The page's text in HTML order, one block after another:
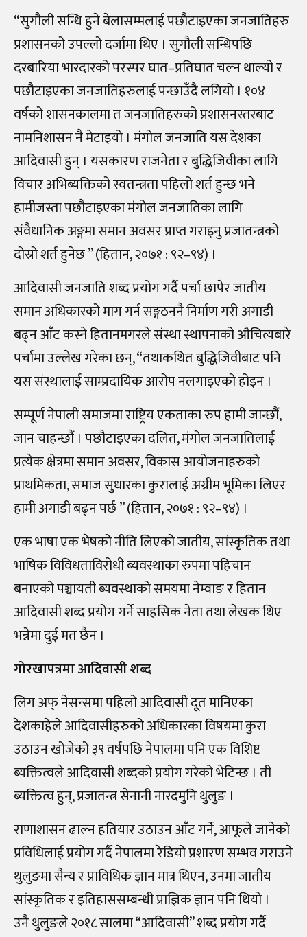
“सुगौली सन्धि हुने बेलासम्मलाई पछौटाइएका जनजातिहरु
प्रशासनको उपल्लो दर्जामा थिए । सुगौली सन्धिपछि
दरबारिया भारदारको परस्पर घात–प्रतिघात चल्न थाल्यो र
पछौटाइएका जनजातिहरुलाई पन्छाउँदै लगियो । १०४
वर्षको शासनकालमा त जनजातिहरुको प्रशासनस्तरबाट
नामनिशासन नै मेटाइयो । मंगोल जनजाति यस देशका
आदिवासी हुन् । यसकारण राजनेता र बुद्धिजिवीका लागि
विचार अभिब्यक्तिको स्वतन्त्रता पहिलो शर्त हुन्छ भने
हामीजस्ता पछौटाइएका मंगोल जनजातिका लागि
संवैधानिक अङ्गमा समान अवसर प्राप्त गराइनु प्रजातन्त्रको
दोस्रो शर्त हुनेछ ” (हितान, २०७१ : ९२–९४) ।
आदिवासी जनजाति शब्द प्रयोग गर्दै पर्चा छापेर जातीय
समान अधिकारको माग गर्न सङ्गठननै निर्माण गरी अगाडी
बढ्न आँट कस्ने हितानमगरले संस्था स्थापनाको औचित्यबारे
पर्चामा उल्लेख गरेका छन्, “तथाकथित बुद्धिजिवीबाट पनि
यस संस्थालाई साम्प्रदायिक आरोप नलगाइएको होइन ।
सम्पूर्ण नेपाली समाजमा राष्ट्रिय एकताका रुप हामी जान्छौं,
जान चाहन्छौं । पछौटाइएका दलित, मंगोल जनजातिलाई
प्रत्येक क्षेत्रमा समान अवसर, विकास आयोजनाहरुको
प्राथमिकता, समाज सुधारका कुरालाई अग्रीम भूमिका लिएर
हामी अगाडी बढ्न पर्छ ” (हितान, २०७१ : ९२–९४) ।
एक भाषा एक भेषको नीति लिएको जातीय, सांस्कृतिक तथा
भाषिक विविधताविरोधी ब्यवस्थाका रुपमा पहिचान
बनाएको पञ्चायती ब्यवस्थाको समयमा नेम्वाङ र हितान
आदिवासी शब्द प्रयोग गर्ने साहसिक नेता तथा लेखक थिए
भन्नेमा दुई मत छैन ।
गोरखापत्रमा आदिवासी शब्द
लिग अफ् नेसन्समा पहिलो आदिवासी दूत मानिएका
देशकाहेले आदिवासीहरुको अधिकारका विषयमा कुरा
उठाउन खोजेको ३९ वर्षपछि नेपालमा पनि एक विशिष्ट
ब्यक्तित्वले आदिवासी शब्दको प्रयोग गरेको भेटिन्छ । ती
ब्यक्तित्व हुन्, प्रजातन्त्र सेनानी नारदमुनि थुलुङ ।
राणाशासन ढाल्न हतियार उठाउन आँट गर्ने, आफूले जानेको
प्रविधिलाई प्रयोग गर्दै नेपालमा रेडियो प्रशारण सम्भव गराउने
थुलुङमा सैन्य र प्राविधिक ज्ञान मात्र थिएन, उनमा जातीय
सांस्कृतिक र इतिहाससम्बन्धी प्राज्ञिक ज्ञान पनि थियो ।
उनै थुलुङले २०१८ सालमा “आदिवासी” शब्द प्रयोग गर्दै